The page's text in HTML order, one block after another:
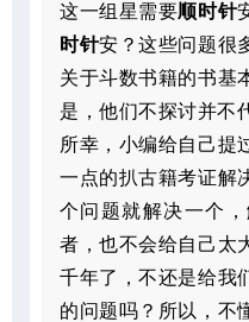
这一组星需要顺时针
时针安？这些问题很
关于斗数书籍的书基
是，他们不探讨并不
所幸，小编给自己提
一点的扒古籍考证解
个问题就解决一个
者，也不会给自己太
千年了，不还是给我
的问题吗？所以，不